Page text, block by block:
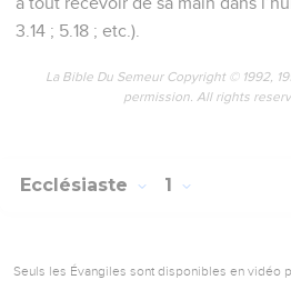
3.14 ; 5.18 ; etc.).
La Bible Du Semeur Copyright © 1992,
permission. All rights
Ecclésiaste 1
Seuls les Évangiles sont disponibles en vidéo